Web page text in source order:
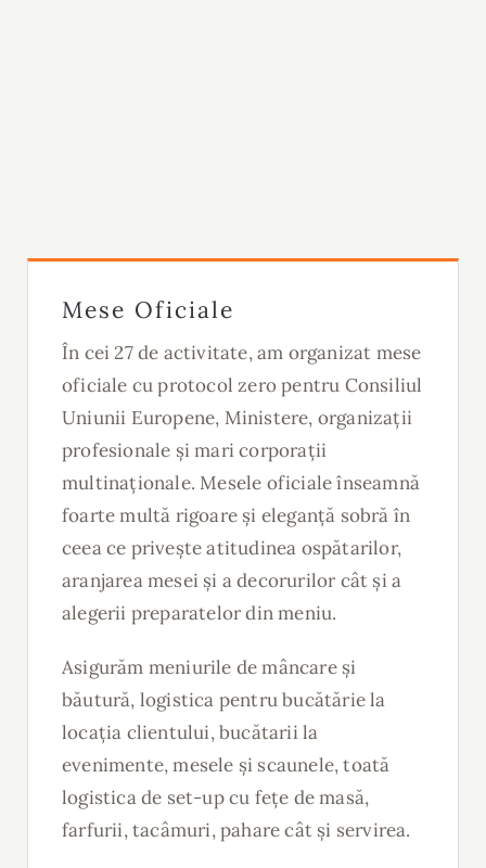
Mese Oficiale
În cei 27 de activitate, am organizat mese
oficiale cu protocol zero pentru Consiliul
Uniunii Europene, Ministere, organizații
profesionale și mari corporații
multinaționale. Mesele oficiale înseamnă
foarte multă rigoare și eleganță sobră în
ceea ce privește atitudinea ospătarilor,
aranjarea mesei și a decorurilor cât și a
alegerii preparatelor din meniu.
Asigurăm meniurile de mâncare și
băutură, logistica pentru bucătărie la
locația clientului, bucătarii la
evenimente, mesele și scaunele, toată
logistica de set-up cu fețe de masă,
farfurii, tacâmuri, pahare cât și servirea.